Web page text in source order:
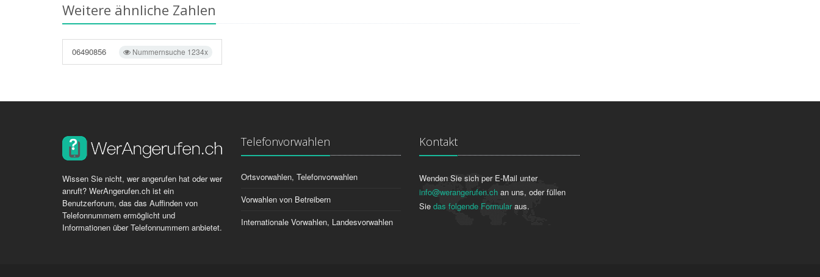
Weitere ähnliche Zahlen
Nummernsuche 1234x
06490856
Wissen Sie nicht, wer angerufen hat oder wer
anruft? WerAngerufen.ch ist ein
Benutzerforum, das das Auffinden von
Telefonnummern ermöglicht und
Informationen über Telefonnummern anbietet.
Telefonvorwahlen
Ortsvorwahlen, Telefonvorwahlen
Vorwahlen von Betreibern
Internationale Vorwahlen, Landesvorwahlen
Kontakt
Wenden Sie sich per E-Mail unter
info@werangerufen.ch an uns, oder füllen
Sie das folgende Formularaus.